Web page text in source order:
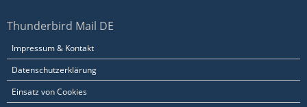
Thunderbird Mail DE
Impressum & Kontakt
Datenschutzerklärung
Einsatz von Cookies